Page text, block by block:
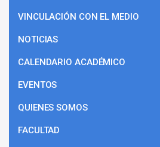
VINCULACIÓN CON EL MEDIO
NOTICIAS
CALENDARIO ACADÉMICO
EVENTOS
QUIENES SOMOS
FACULTAD